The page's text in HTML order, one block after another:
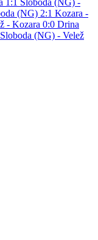
(NG) 2:1 Kozara -
- Kozara 0:0 Drina
Sloboda (NG) - Velež